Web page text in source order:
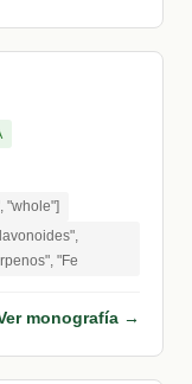
"whole"]
"Fe
monografía →